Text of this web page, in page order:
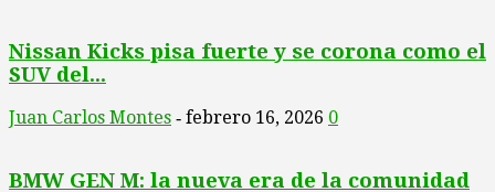
Nissan Kicks pisa fuerte y se corona como el
SUV del...
Juan Carlos Montes - febrero 16, 2026 0
BMW GEN M: la nueva era de la comunidad